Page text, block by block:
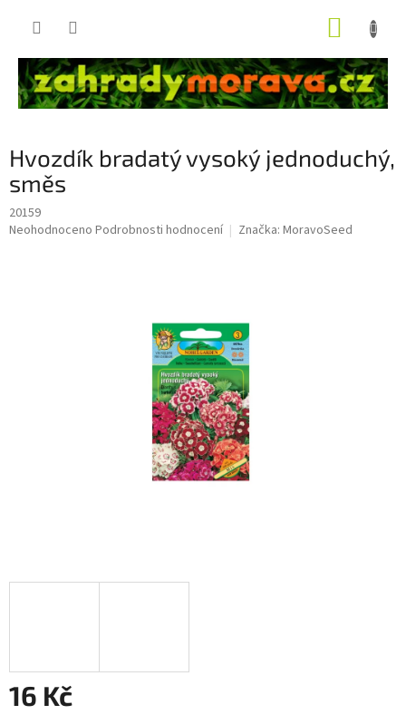
Hvozdík bradatý vysoký jednoduchý,
směs
20159
Průměrné
Neohodnoceno Podrobnosti hodnocení Značka: MoravoSeed
16 Kč